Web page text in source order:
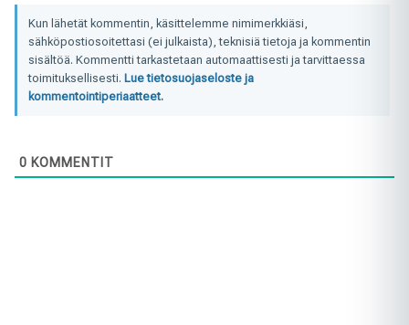
Kun lähetät kommentin, käsittelemme nimimerkkiäsi,
sähköpostiosoitettasi (ei julkaista), teknisiä tietoja ja kommentin
sisältöä. Kommentti tarkastetaan automaattisesti ja tarvittaessa
toimituksellisesti. Lue tietosuojaseloste ja
kommentointiperiaatteet.
0 KOMMENTIT